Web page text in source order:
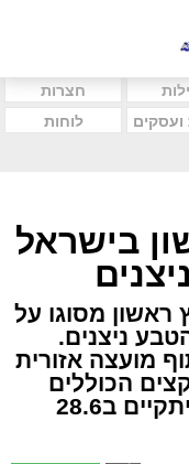
חצרות
ועסקים
לוחות
בישראל
ראשון מסוגו על
ניצנים.
מועצה אזורית
הכוללים
ב28.6